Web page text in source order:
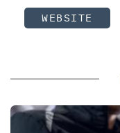
WEBSITE